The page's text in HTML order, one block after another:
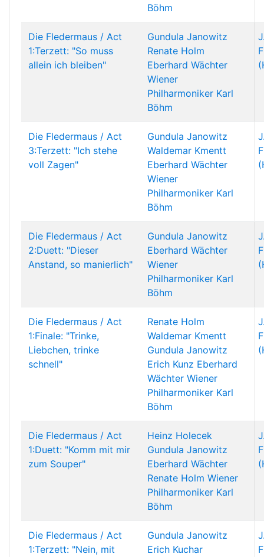
Böhm
Die Fledermaus / Act
1:Terzett: "So muss
allein ich bleiben"
Gundula Janowitz
Renate Holm
Eberhard Wächter
Wiener
Philharmoniker Karl
Böhm
Die Fledermaus / Act
3:Terzett: "Ich stehe
voll Zagen"
Gundula Janowitz
Waldemar Kmentt
Eberhard Wächter
Wiener
Philharmoniker Karl
Böhm
Die Fledermaus / Act
2:Duett: "Dieser
Anstand, so manierlich"
Gundula Janowitz
Eberhard Wächter
Wiener
Philharmoniker Karl
Böhm
Die Fledermaus / Act
1:Finale: "Trinke,
Liebchen, trinke
schnell"
Renate Holm
Waldemar Kmentt
Gundula Janowitz
Erich Kunz Eberhard
Wächter Wiener
Philharmoniker Karl
Böhm
Die Fledermaus / Act
1:Duett: "Komm mit mir
zum Souper"
Heinz Holecek
Gundula Janowitz
Eberhard Wächter
Renate Holm Wiener
Philharmoniker Karl
Böhm
Die Fledermaus / Act
1:Terzett: "Nein, mit
Gundula Janowitz
Erich Kuchar